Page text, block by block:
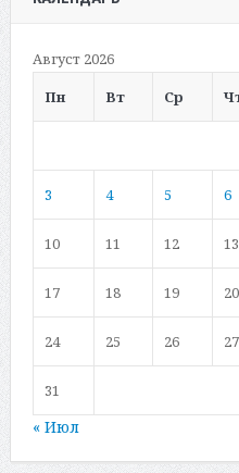
Август 2026
Пн
Вт Ср
3 4 5 6
10 11 12 13
17 18 19 20
24 25 26 27
31
« Июл